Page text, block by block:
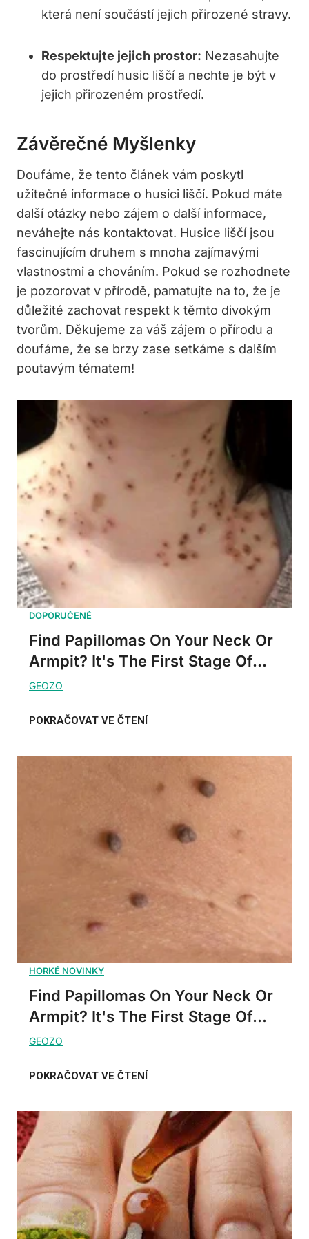
která není součástí jejich ​přirozené ​stravy.
Respektujte jejich prostor: Nezasahujte ​
do prostředí ​husic liščí a nechte je být v⁤
jejich přirozeném prostředí.
Závěrečné‌ Myšlenky
Doufáme, že tento ⁣článek vám ⁢poskytl
užitečné‍ informace o husici liščí. Pokud máte
další otázky nebo ​zájem ⁢o další informace,⁤
neváhejte‌ nás kontaktovat. Husice liščí jsou
fascinujícím druhem‌ s⁢ mnoha zajímavými ​
vlastnostmi a⁣ chováním. Pokud se rozhodnete
je pozorovat v přírodě, ‍pamatujte ⁣na to, že⁤ je
důležité zachovat respekt k ⁣těmto divokým
tvorům. Děkujeme za ‍váš zájem ⁣o přírodu a
doufáme, že se brzy zase setkáme s dalším
poutavým tématem!
Find Papillomas On Your Neck Or
Armpit? It's The First Stage Of...
Find Papillomas On Your Neck Or
Armpit? It's The First Stage Of...